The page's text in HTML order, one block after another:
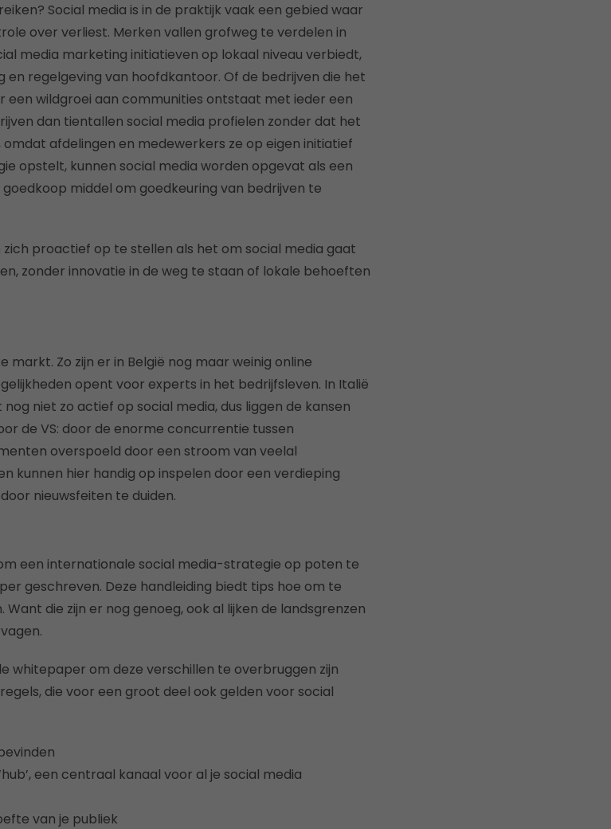
Social media is in de praktijk vaak een gebied waar
over verliest. Merken vallen grofweg te verdelen in
media marketing initiatieven op lokaal niveau verbiedt,
regelgeving van hoofdkantoor. Of de bedrijven die het
een wildgroei aan communities ontstaat met ieder een
dan tientallen social media profielen zonder dat het
afdelingen en medewerkers ze op eigen initiatief
opstelt, kunnen social media worden opgevat als een
middel om goedkeuring van bedrijven te
proactief op te stellen als het om social media gaat
zonder innovatie in de weg te staan of lokale behoeften
markt. Zo zijn er in België nog maar weinig online
opent voor experts in het bedrijfsleven. In Italië
niet zo actief op social media, dus liggen de kansen
de VS: door de enorme concurrentie tussen
overspoeld door een stroom van veelal
kunnen hier handig op inspelen door een verdieping
nieuwsfeiten te duiden.
een internationale social media-strategie op poten te
geschreven. Deze handleiding biedt tips hoe om te
die zijn er nog genoeg, ook al lijken de landsgrenzen
whitepaper om deze verschillen te overbruggen zijn
die voor een groot deel ook gelden voor social
een centraal kanaal voor al je social media
van je publiek